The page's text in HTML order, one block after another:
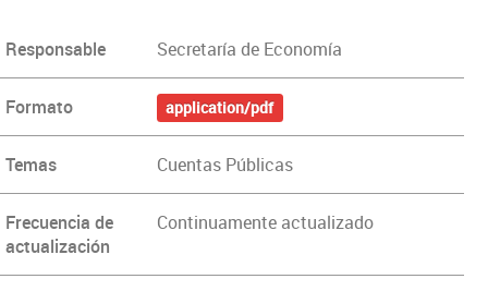
Responsable Secretaría de Economía
Formato application/pdf
Temas Cuentas Públicas
Frecuencia de
actualización
Continuamente actualizado